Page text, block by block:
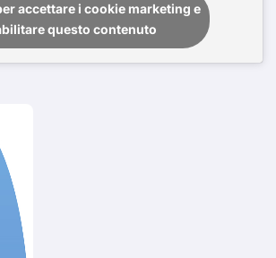
accettare i cookie marketing e
questo contenuto